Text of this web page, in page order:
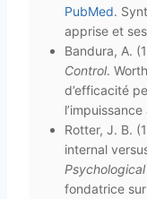
PubMed.
apprise et
Bandura, A.
Control.
d’efficacité
Rotter, J. B.
internal
fondatrice